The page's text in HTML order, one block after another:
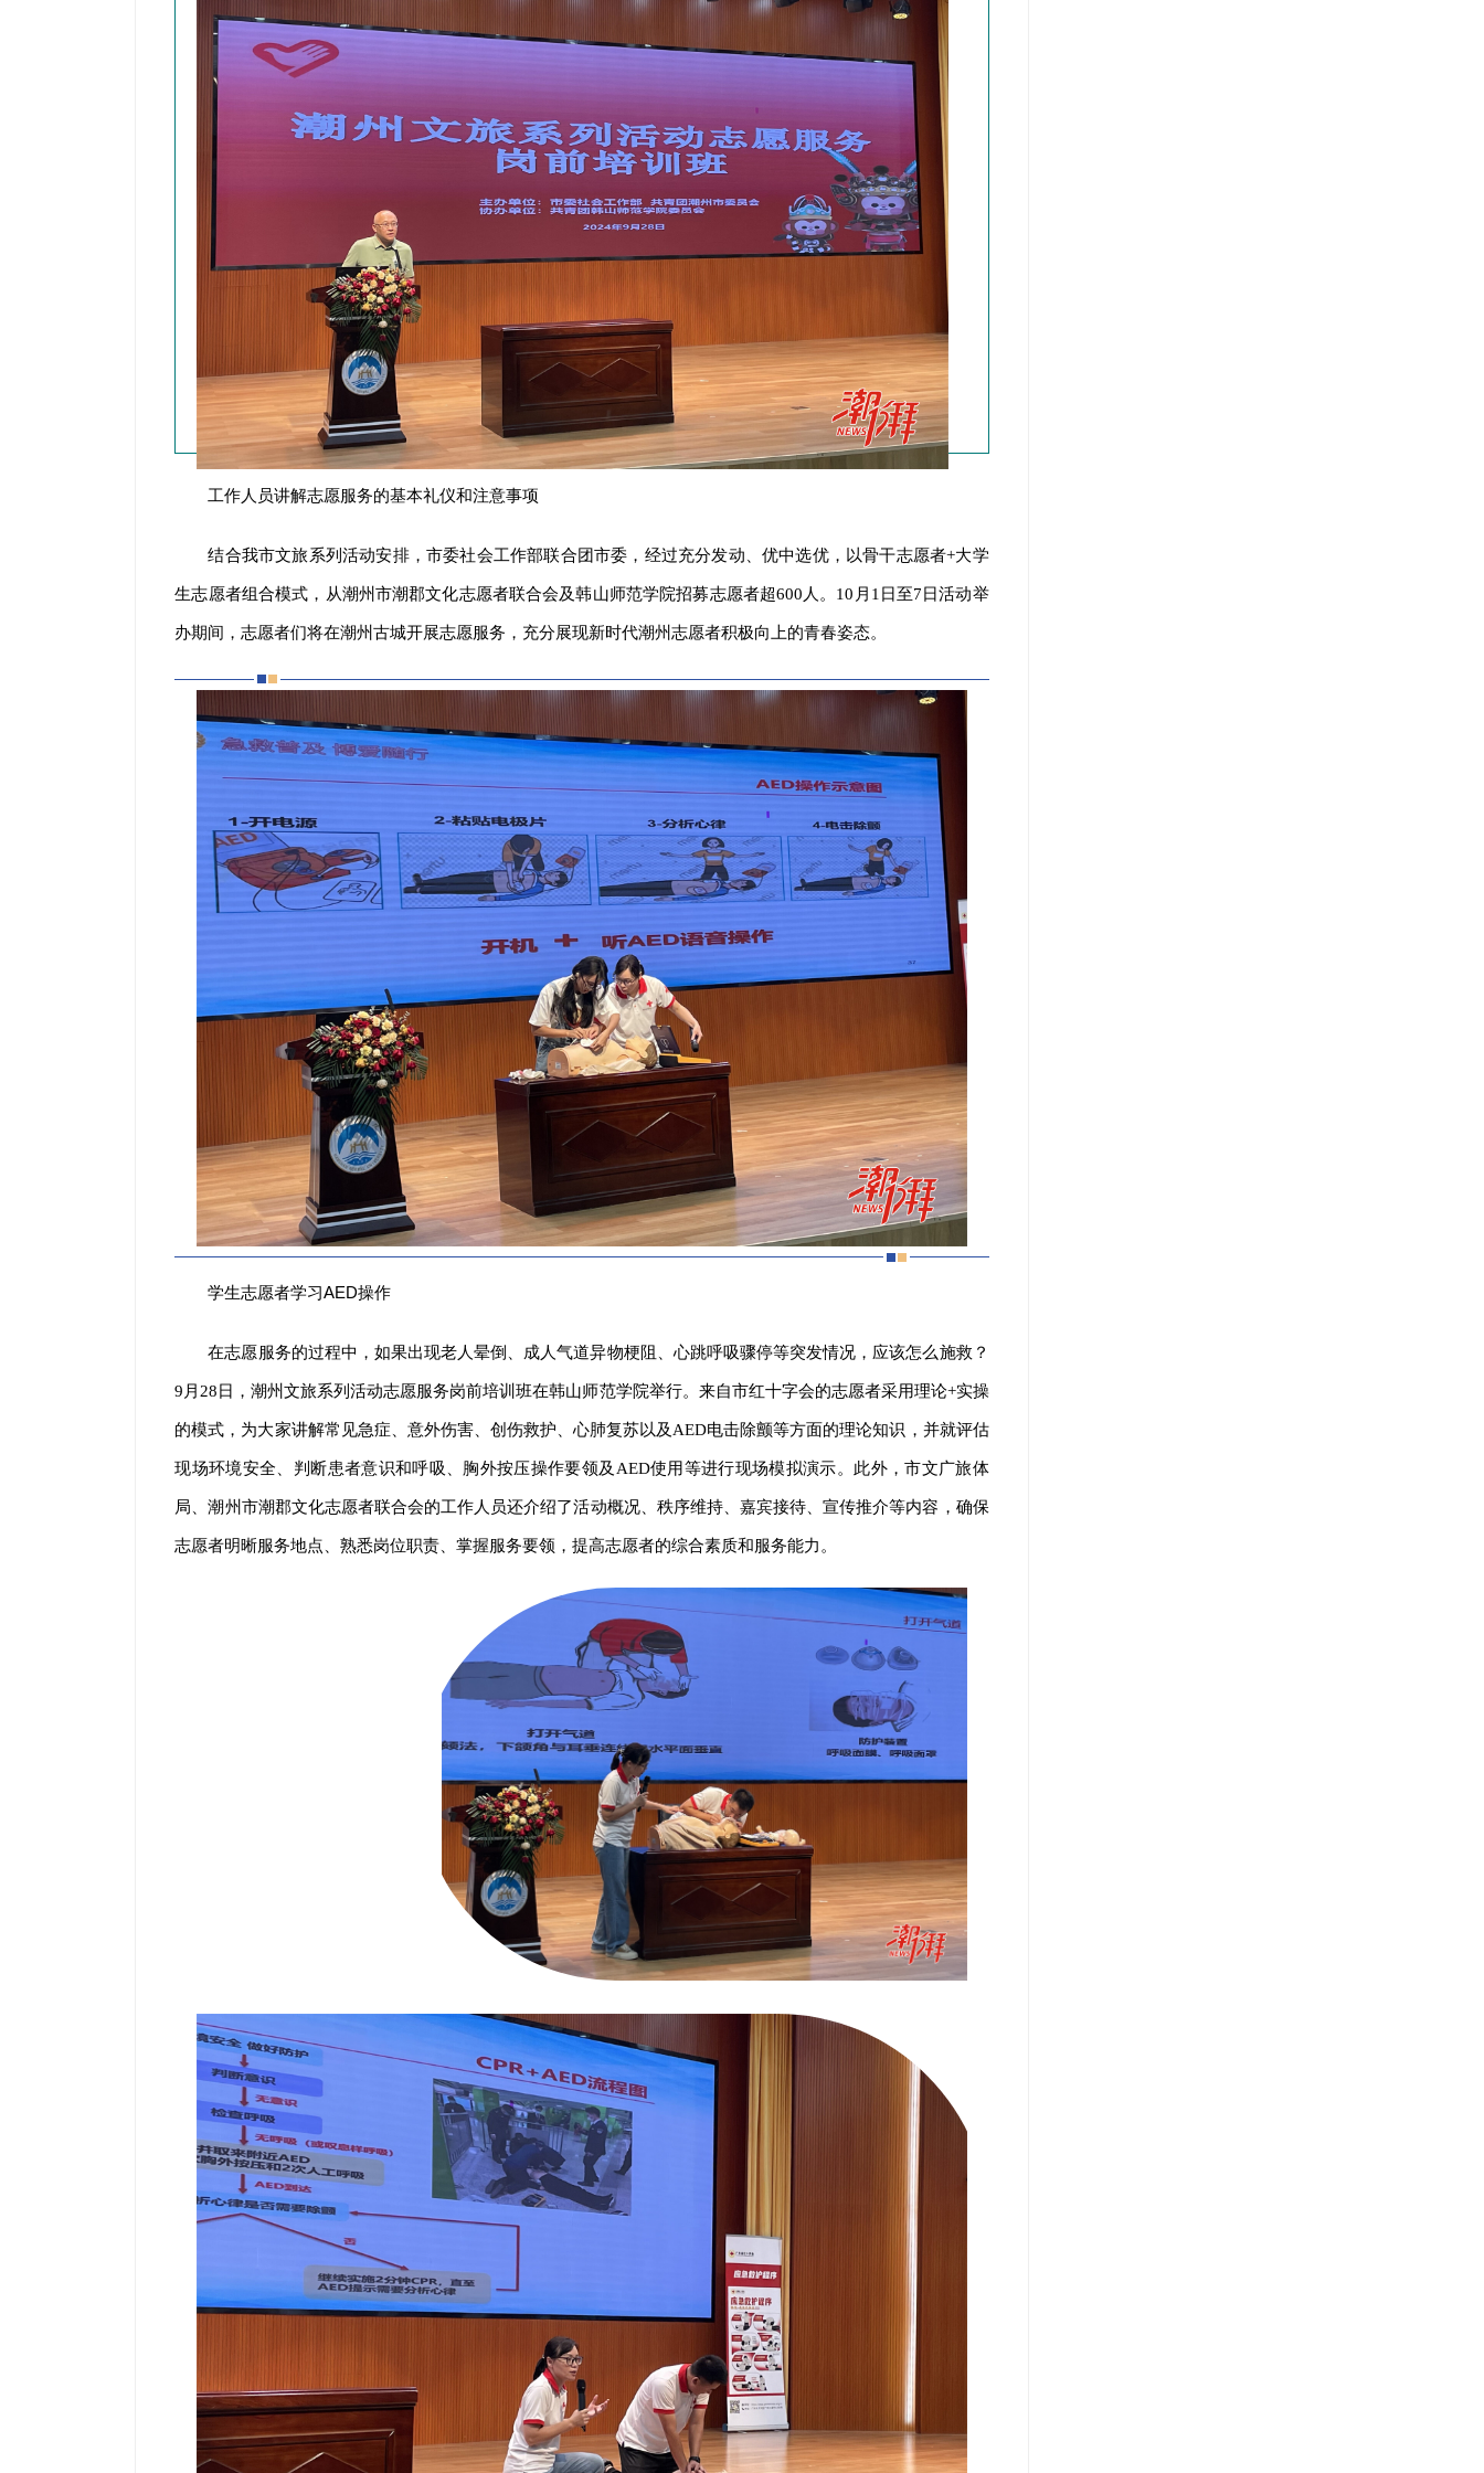
工作人员讲解志愿服务的基本礼仪和注意事项
结合我市文旅系列活动安排，市委社会工作部联合团市委，经过充分发动、优中选优，以骨干志愿者+大学
生志愿者组合模式，从潮州市潮郡文化志愿者联合会及韩山师范学院招募志愿者超600人。10月1日至7日活动举
办期间，志愿者们将在潮州古城开展志愿服务，充分展现新时代潮州志愿者积极向上的青春姿态。
学生志愿者学习AED操作
在志愿服务的过程中，如果出现老人晕倒、成人气道异物梗阻、心跳呼吸骤停等突发情况，应该怎么施救？
9月28日，潮州文旅系列活动志愿服务岗前培训班在韩山师范学院举行。来自市红十字会的志愿者采用理论+实操
的模式，为大家讲解常见急症、意外伤害、创伤救护、心肺复苏以及AED电击除颤等方面的理论知识，并就评估
现场环境安全、判断患者意识和呼吸、胸外按压操作要领及AED使用等进行现场模拟演示。此外，市文广旅体
局、潮州市潮郡文化志愿者联合会的工作人员还介绍了活动概况、秩序维持、嘉宾接待、宣传推介等内容，确保
志愿者明晰服务地点、熟悉岗位职责、掌握服务要领，提高志愿者的综合素质和服务能力。